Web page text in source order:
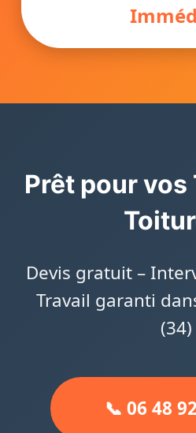
Prêt pour vos
Devis gratuit –
Travail garanti
(34)
📞 06 48